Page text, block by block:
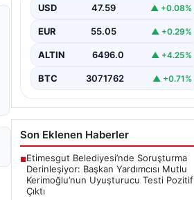
hayatı
USD 47.59 ▲ +0.08%
EUR 55.05 ▲ +0.29%
ALTIN 6496.0 ▲ +4.25%
BTC 3071762 ▲ +0.71%
Son Eklenen Haberler
■Etimesgut Belediyesi’nde Soruşturma
Derinleşiyor: Başkan Yardımcısı Mutlu
Kerimoğlu’nun Uyuşturucu Testi Pozitif
Çıktı